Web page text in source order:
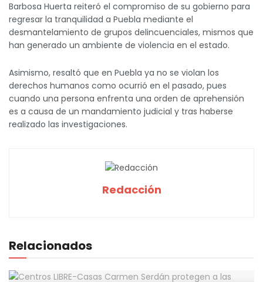
Barbosa Huerta reiteró el compromiso de su gobierno para
regresar la tranquilidad a Puebla mediante el
desmantelamiento de grupos delincuenciales, mismos que
han generado un ambiente de violencia en el estado.
Asimismo, resaltó que en Puebla ya no se violan los
derechos humanos como ocurrió en el pasado, pues
cuando una persona enfrenta una orden de aprehensión
es a causa de un mandamiento judicial y tras haberse
realizado las investigaciones.
Redacción
Relacionados